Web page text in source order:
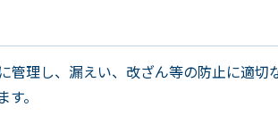
管理し、漏えい、改ざん等の防止に適
。